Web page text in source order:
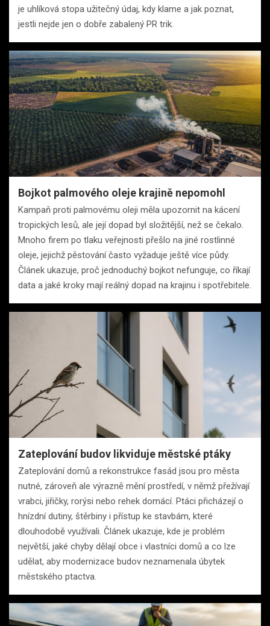
je uhlíková stopa užitečný údaj, kdy klame a jak poznat,
jestli nejde jen o dobře zabalený PR trik.
Bojkot palmového oleje krajině nepomohl
Kampaň proti palmovému oleji měla upozornit na kácení
tropických lesů, ale její dopad byl složitější, než se čekalo.
Mnoho firem po tlaku veřejnosti přešlo na jiné rostlinné
oleje, jejichž pěstování často vyžaduje ještě více půdy.
Článek ukazuje, proč jednoduchý bojkot nefunguje, co říkají
data a jaké kroky mají reálný dopad na krajinu i spotřebitele.
Zateplování budov likviduje městské ptáky
Zateplování domů a rekonstrukce fasád jsou pro města
nutné, zároveň ale výrazně mění prostředí, v němž přežívají
vrabci, jiřičky, rorýsi nebo rehek domácí. Ptáci přicházejí o
hnízdní dutiny, štěrbiny i přístup ke stavbám, které
dlouhodobě využívali. Článek ukazuje, kde je problém
největší, jaké chyby dělají obce i vlastníci domů a co lze
udělat, aby modernizace budov neznamenala úbytek
městského ptactva.